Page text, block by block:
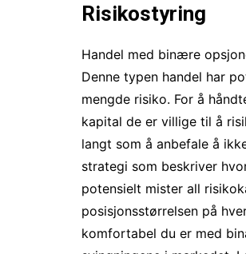
Risikostyring
Handel med binære
Denne typen handel har
mengde risiko. For å
kapital de er villige til å
langt som å anbefale å
strategi som beskriver
potensielt mister all
posisjonsstørrelsen på
komfortabel du er med